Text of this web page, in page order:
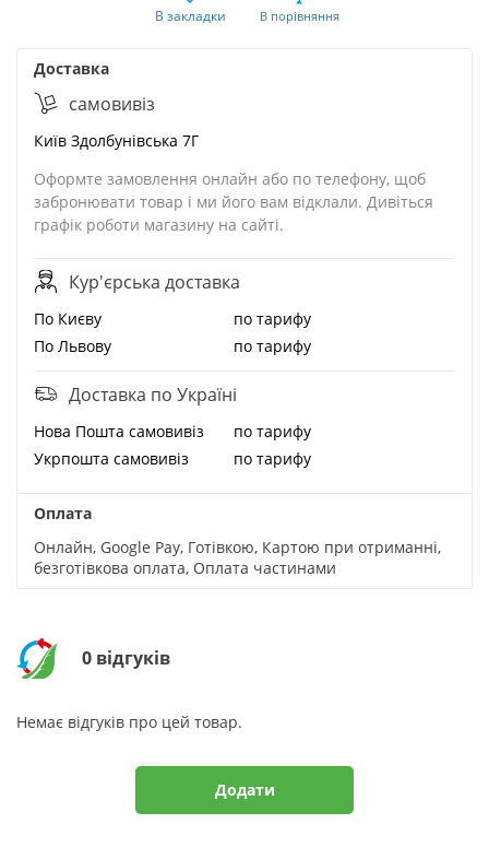
В закладки В порівняння
Доставка
cамовивіз
Київ Здолбунівська 7Г
Оформте замовлення онлайн або по телефону, щоб
забронювати товар і ми його вам відклали. Дивіться
графік роботи магазину на сайті.
Кур'єрська доставка
По Києву
по тарифу
По Львову
по тарифу
Доставка по Україні
Нова Пошта cамовивіз
по тарифу
Укрпошта cамовивіз
по тарифу
Оплата
Онлайн, Google Pay, Готівкою, Картою при отриманні,
безготівкова оплата, Оплата частинами
0 відгуків
Немає відгуків про цей товар.
Додати